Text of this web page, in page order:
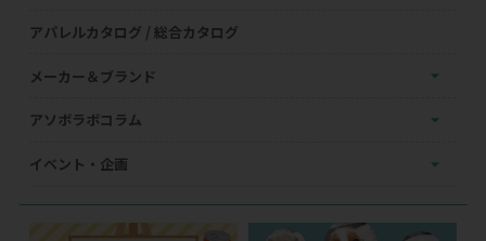
アパレルカタログ / 総合カタログ
メーカー＆ブランド
アソボラボコラム
イベント・企画